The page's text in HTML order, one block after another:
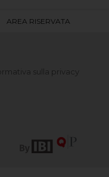
AREA RISERVATA
sulla privacy